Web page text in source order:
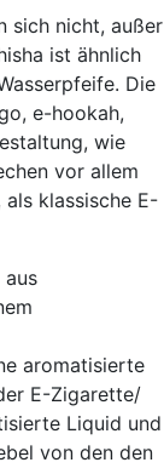
sich nicht, außer
ist ähnlich
Die
e-hookah,
wie
vor allem
klassische E-
aus
aromatisierte
E-Zigarette/
Liquid und
von den den